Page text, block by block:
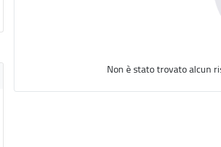
Non è stato trovato alcun